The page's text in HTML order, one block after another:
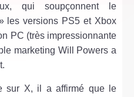
qui soupçonnent le
les versions PS5 et Xbox
PC (très impressionnante
marketing Will Powers a
sur X, il a affirmé que le